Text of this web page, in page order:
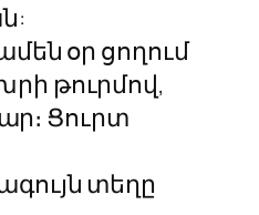
օր ցողում
թուրմով,
Ցուրտ
տեղը